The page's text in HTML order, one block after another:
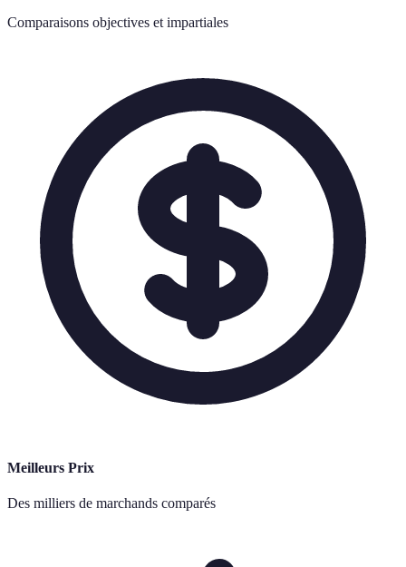
Comparaisons objectives et impartiales
Meilleurs Prix
Des milliers de marchands comparés